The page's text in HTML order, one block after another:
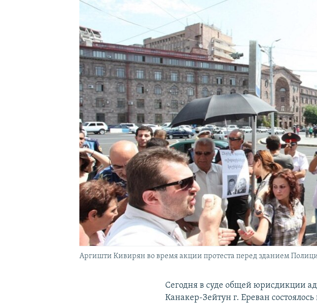
Аргишти Кивирян во время акции протеста перед зданием
Сегодня в суде общей юрисдикции
Канакер-Зейтун г. Ереван